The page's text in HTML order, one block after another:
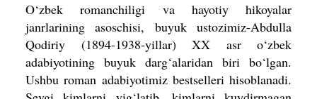
O‘zbek romanchiligi va hayotiy hikoyalar
janrlarining asoschisi, buyuk ustozimiz-Abdulla
Qodiriy (1894-1938-yillar) XX asr o‘zbek
adabiyotining buyuk darg‘alaridan biri bo‘lgan.
Ushbu roman adabiyotimiz bestselleri hisoblanadi.